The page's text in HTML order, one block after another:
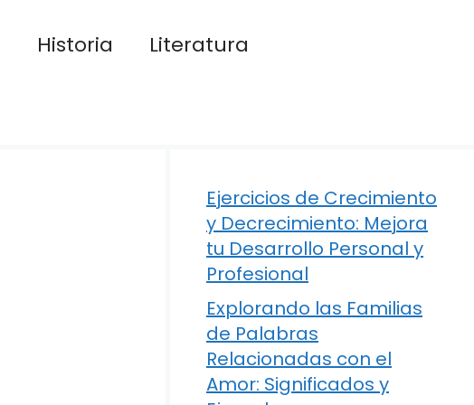
Historia
Literatura
Ejercicios de Crecimiento
y Decrecimiento: Mejora
tu Desarrollo Personal y
Profesional
Explorando las Familias
de Palabras
Relacionadas con el
Amor: Significados y